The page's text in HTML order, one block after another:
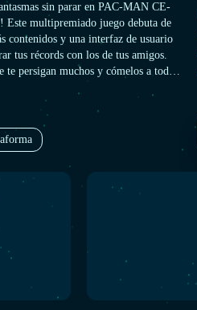
sin parar en PAC-MAN CE-
multipremiado juego debuta de
contenidos y una interfaz de usuario
tus récords con los de tus amigos.
te persigan muchos y cómelos a toda
¡Y no olvides emplear tus
las bombas!